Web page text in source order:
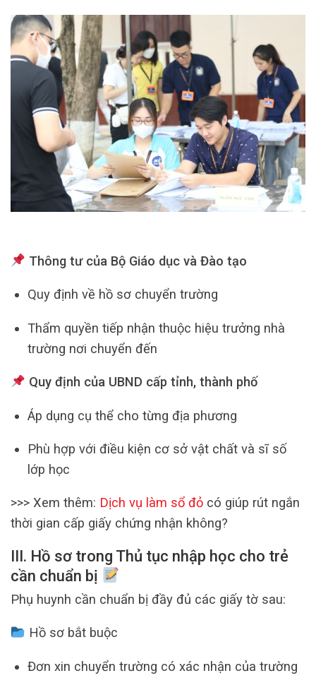
Thông tư của Bộ Giáo dục và Đào tạo
Quy định về hồ sơ chuyển trường
Thẩm quyền tiếp nhận thuộc hiệu trưởng nhà
trường nơi chuyển đến
Quy định của UBND cấp tỉnh, thành phố
Áp dụng cụ thể cho từng địa phương
Phù hợp với điều kiện cơ sở vật chất và sĩ số
lớp học
>>> Xem thêm: Dịch vụ làm sổ đỏ có giúp rút ngắn
thời gian cấp giấy chứng nhận không?
III. Hồ sơ trong Thủ tục nhập học cho trẻ
cần chuẩn bị
Phụ huynh cần chuẩn bị đầy đủ các giấy tờ sau:
Hồ sơ bắt buộc
Đơn xin chuyển trường có xác nhận của trường